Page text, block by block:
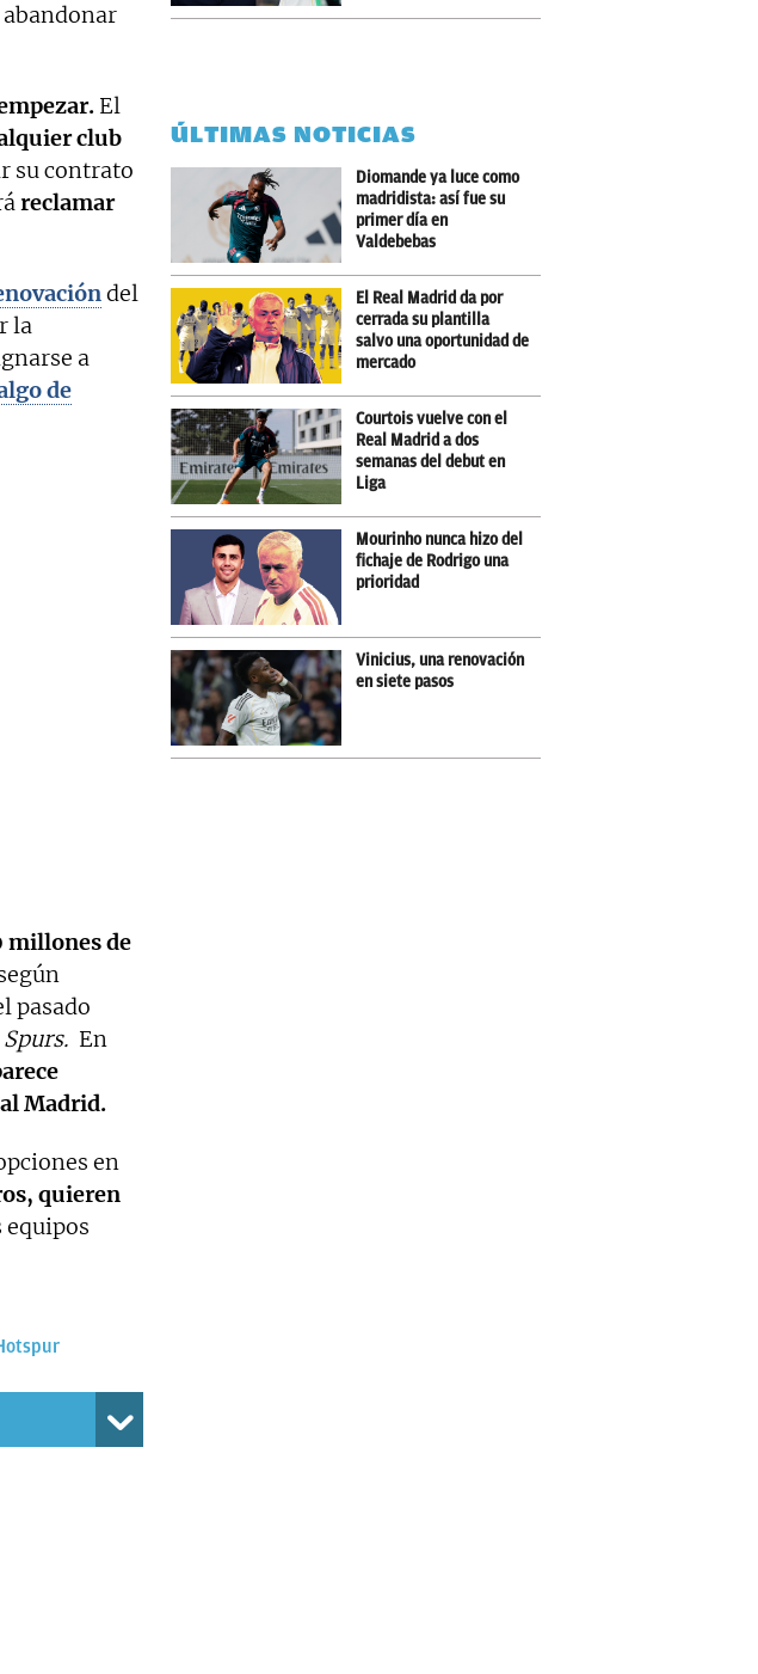
El
club
su contrato
reclamar
del
la
a
de
millones de
pasado
Spurs. En
Madrid.
en
quieren
equipos
ÚLTIMAS NOTICIAS
Diomande ya luce como
madridista: así fue su
primer día en
Valdebebas
El Real Madrid da por
cerrada su plantilla
salvo una oportunidad de
mercado
Courtois vuelve con el
Real Madrid a dos
semanas del debut en
Liga
Mourinho nunca hizo del
fichaje de Rodrigo una
prioridad
Vinicius, una renovación
en siete pasos